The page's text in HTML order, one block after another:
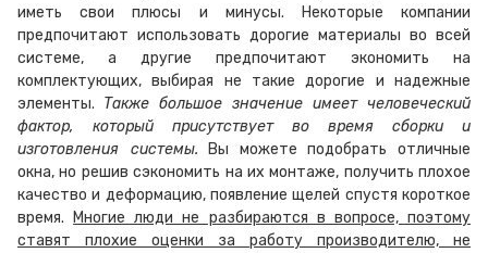
иметь свои плюсы и минусы. Некоторые компании
предпочитают использовать дорогие материалы во всей
системе, а другие предпочитают экономить на
комплектующих, выбирая не такие дорогие и надежные
элементы. Также большое значение имеет человеческий
фактор, который присутствует во время сборки и
изготовления системы. Вы можете подобрать отличные
окна, но решив сэкономить на их монтаже, получить плохое
качество и деформацию, появление щелей спустя короткое
время.
Многие люди не разбираются в вопросе, поэтому
ставят плохие оценки за работу производителю, не